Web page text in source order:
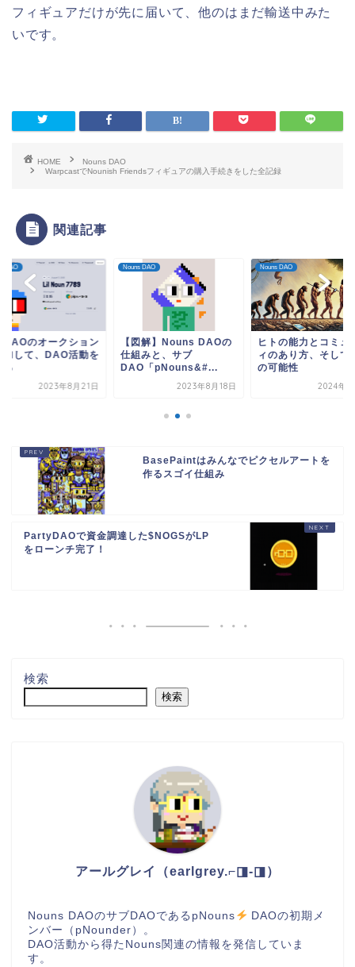
フィギュアだけが先に届いて、他のはまだ輸送中みた
いです。
HOME
Nouns DAO
WarpcastでNounish Friendsフィギュアの購入手続きをした全記録
関連記事
DAO
解】Nouns DAOの
みと、サブ
「pNouns&#...
2023年8月18日
Nouns DAO
ヒトの能力とコミュニテ
ィのあり方、そしてDAO
の可能性
2024年9月9日
Nouns DAO
サブDAOのオークシ
に参加して、DAO活
始める
2023年8
BasePaintはみんなでピクセルアートを
作るスゴイ仕組み
PartyDAOで資金調達した$NOGSがLP
をローンチ完了！
検索
検索
アールグレイ（earlgrey.⌐◨-◨）
Nouns DAOのサブDAOであるpNouns
DAOの初期メ
ンバー（pNounder）。
DAO活動から得たNouns関連の情報を発信していま
す。